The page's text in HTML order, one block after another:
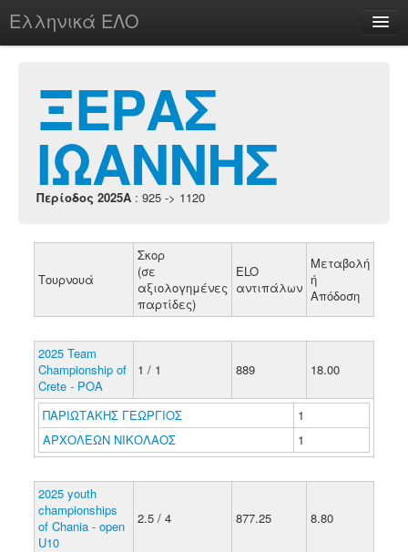
Ελληνικά ΕΛΟ
chesstu.be @ discord
Login
ΞΕΡΑΣ
ΙΩΑΝΝΗΣ
Περίοδος 2025A : 925 -> 1120
Τουρνουά
Σκορ
(σε
αξιολογημένες
παρτίδες)
ELO
αντιπάλων
Μεταβολή
ή
Απόδοση
2025 Team
Championship of
Crete - POA
1 / 1 889 18.00
ΠΑΡΙΩΤΑΚΗΣ ΓΕΩΡΓΙΟΣ
1
ΑΡΧΟΛΕΩΝ ΝΙΚΟΛΑΟΣ
1
2025 youth
championships
of Chania - open
U10
2.5 / 4 877.25 8.80